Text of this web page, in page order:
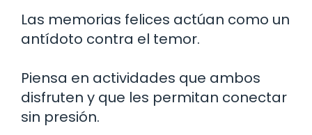
Las memorias felices actúan como un
antídoto contra el temor.
Piensa en actividades que ambos
disfruten y que les permitan conectar
sin presión.